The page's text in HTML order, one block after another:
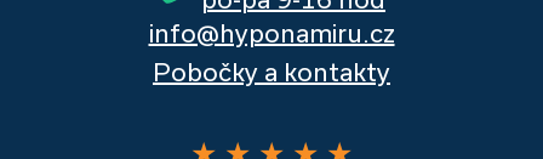
info@hyponamiru.cz
Pobočky a kontakty
★ ★ ★ ★ ★